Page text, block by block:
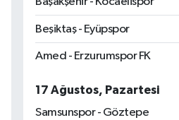
Beşiktaş - Eyüpspor
Amed - Erzurumspor FK
17 Ağustos, Pazartesi
Samsunspor - Göztepe